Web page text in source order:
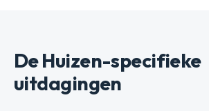
De Huizen-specifieke
uitdagingen